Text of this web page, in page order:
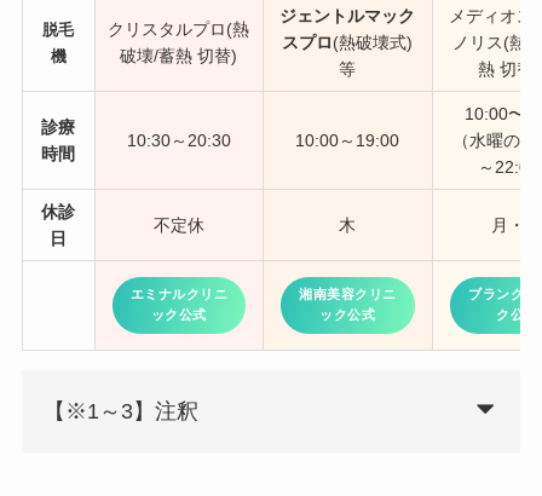
脱毛
機
クリスタルプロ(熱
破壊/蓄熱 切替)
ジェントルマック
スプロ(熱破壊式)
等
メディオス
ノリス(熱
熱 切替
診療
時間
10:30～20:30 10:00～19:00
10:00〜
（水曜の
～
休診
日
不定休 木 月・火
エミナルクリニ
ック公式
湘南美容クリニ
ック公式
ブランクリ
ク公式
【※1～3】注釈